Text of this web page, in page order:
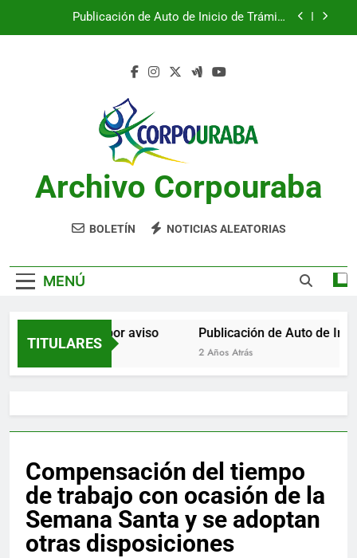
Publicación de Auto de Inicio de Trámite
Notificación por aviso
Publicación de Auto de Inicio de Trámite
Publicación de Auto de Inicio de Trámite
CITACIONES
Archivo Corpouraba
BOLETÍN NOTICIAS ALEATORIAS
MENÚ
TITULARES
Notificación por aviso
2 Años Atrás
Publicación de Auto de
2 Años Atrás
Compensación del tiempo
de trabajo con ocasión de la
Semana Santa y se adoptan
otras disposiciones